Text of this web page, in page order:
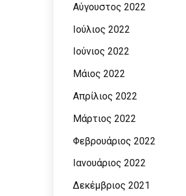
Αύγουστος 2022
Ιούλιος 2022
Ιούνιος 2022
Μάιος 2022
Απρίλιος 2022
Μάρτιος 2022
Φεβρουάριος 2022
Ιανουάριος 2022
Δεκέμβριος 2021